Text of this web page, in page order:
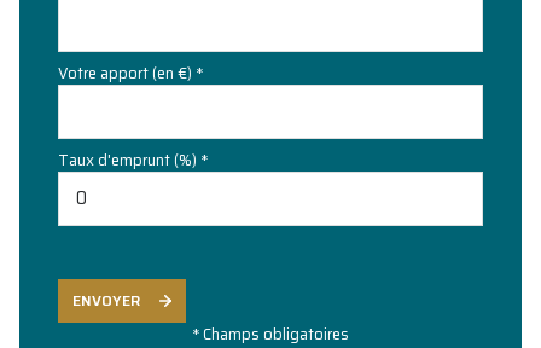
Votre apport (en €) *
Taux d'emprunt (%) *
ENVOYER
* Champs obligatoires